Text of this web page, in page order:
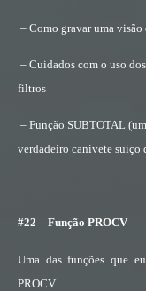
– Como gravar uma
– Cuidados com o uso dos
filtros
– Função SUBTOTAL (um
verdadeiro canivete suíço
#22 – Função PROCV
Uma das funções que
PROCV